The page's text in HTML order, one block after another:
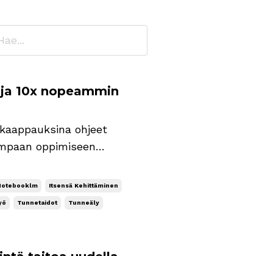
10x nopeammin
ohjeet
oppimiseen
ja käytän sitä
tekoälyn
Itsensä Kehittäminen
Tunnetaidot Tunneäly